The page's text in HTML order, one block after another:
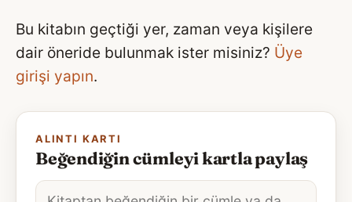
Bu kitabın geçtiği yer, zaman veya kişilere
dair öneride bulunmak ister misiniz? Üye
girişi yapın.
ALINTI KARTI
Beğendiğin cümleyi kartla paylaş
Alıntı